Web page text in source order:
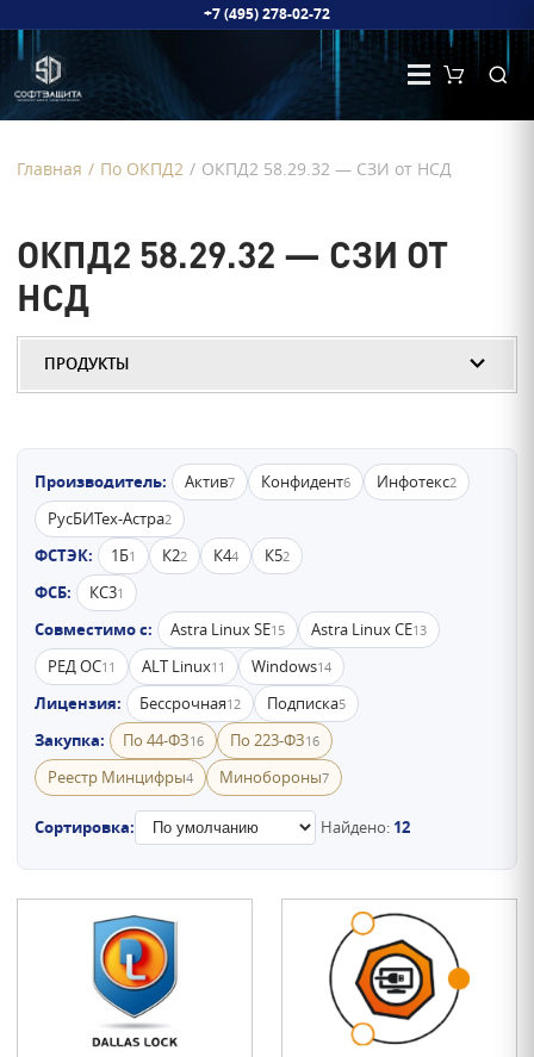
+7 (495) 278-02-72
Главная / По ОКПД2 / ОКПД2 58.29.32 — СЗИ от НСД
ОКПД2 58.29.32 — СЗИ ОТ
НСД
ПРОДУКТЫ
Производитель: Актив7 Конфидент6 Инфотекс2
РусБИТех-Астра2
ФСТЭК: 1Б1 К22 К44 К52
ФСБ: КС31
Совместимо с: Astra Linux SE15 Astra Linux CE13
РЕД ОС11 ALT Linux11 Windows14
Лицензия: Бессрочная12 Подписка5
Закупка: По 44-ФЗ16 По 223-ФЗ16
Реестр Минцифры4 Минобороны7
Сортировка: Найдено: 12